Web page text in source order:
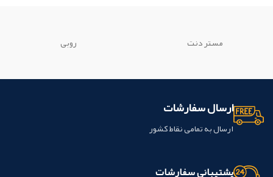
دندان طبيعي ساخته مي شود. این
دندان طبيعي ساخته مي شود. این
محصول ساخت شرکت ایده ال ماکو کشور
مستر دنت روبی
ارسال سفارشات
ارسال به تمامی نقاط کشور
پشتیبانی سفارشات